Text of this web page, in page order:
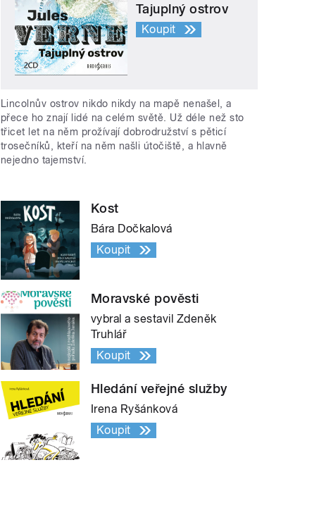
Tajuplný ostrov
Koupit
Lincolnův ostrov nikdo nikdy na mapě nenašel, a
přece ho znají lidé na celém světě. Už déle než sto
třicet let na něm prožívají dobrodružství s pěticí
trosečníků, kteří na něm našli útočiště, a hlavně
nejedno tajemství.
Kost
Bára Dočkalová
Koupit
Moravské pověsti
vybral a sestavil Zdeněk
Truhlář
Koupit
Hledání veřejné služby
Irena Ryšánková
Koupit